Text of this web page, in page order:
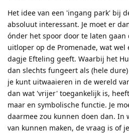
Het idee van een 'ingang park' bij
absoluut interessant. Je moet er
ónder het spoor door te laten gaan
uitloper op de Promenade, wat wel
dagje Efteling geeft. Waarbij het
dan slechts fungeert als (hele
je kunt uitwaaieren in de wereld
dan wat 'vrijer' toegankelijk is,
maar en symbolische functie. Je
daarmee zou kunnen doen dan. In
van kunnen maken, de vraag is of